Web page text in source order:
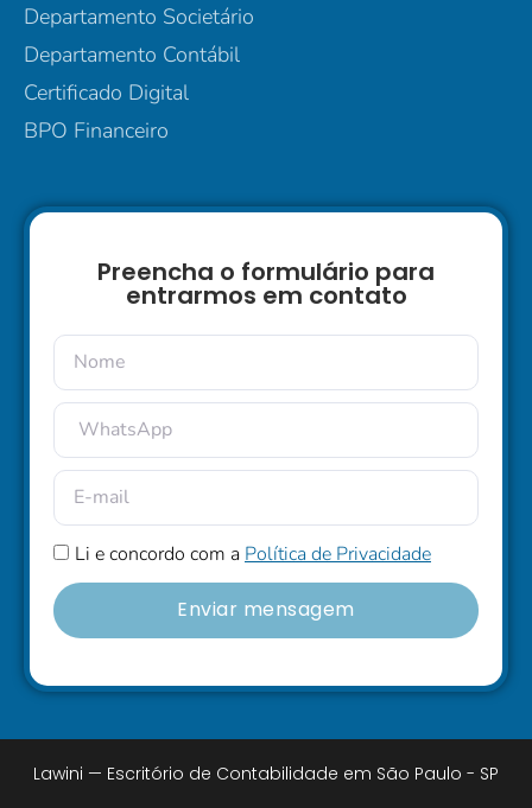
Departamento Societário
Departamento Contábil
Certificado Digital
BPO Financeiro
Preencha o formulário para
entrarmos em contato
Li e concordo com a Política de Privacidade
Enviar mensagem
Lawini — Escritório de Contabilidade em São Paulo - SP